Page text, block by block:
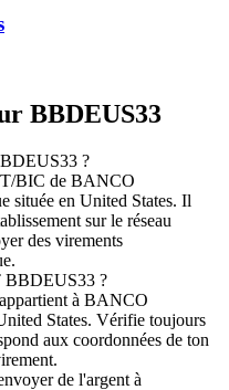
BBDEUS33
?
BIC de BANCO
située en United States. Il
sur le réseau
des virements
BBDEUS33 ?
à BANCO
States. Vérifie toujours
aux coordonnées de ton
de l'argent à